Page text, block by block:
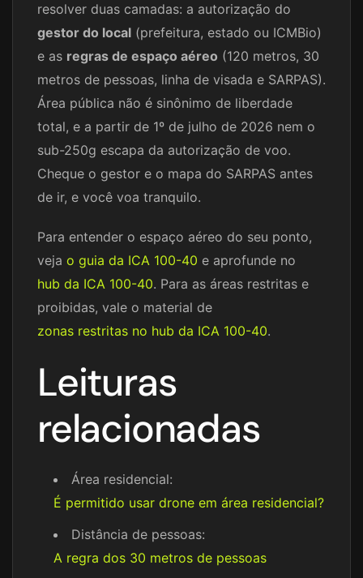
resolver duas camadas: a autorização do
gestor do local (prefeitura, estado ou ICMBio)
e as regras de espaço aéreo (120 metros, 30
metros de pessoas, linha de visada e SARPAS).
Área pública não é sinônimo de liberdade
total, e a partir de 1º de julho de 2026 nem o
sub-250g escapa da autorização de voo.
Cheque o gestor e o mapa do SARPAS antes
de ir, e você voa tranquilo.
Para entender o espaço aéreo do seu ponto,
veja o guia da ICA 100-40 e aprofunde no
hub da ICA 100-40. Para as áreas restritas e
proibidas, vale o material de
zonas restritas no hub da ICA 100-40.
Leituras
relacionadas
Área residencial:
É permitido usar drone em área residencial?
Distância de pessoas:
A regra dos 30 metros de pessoas